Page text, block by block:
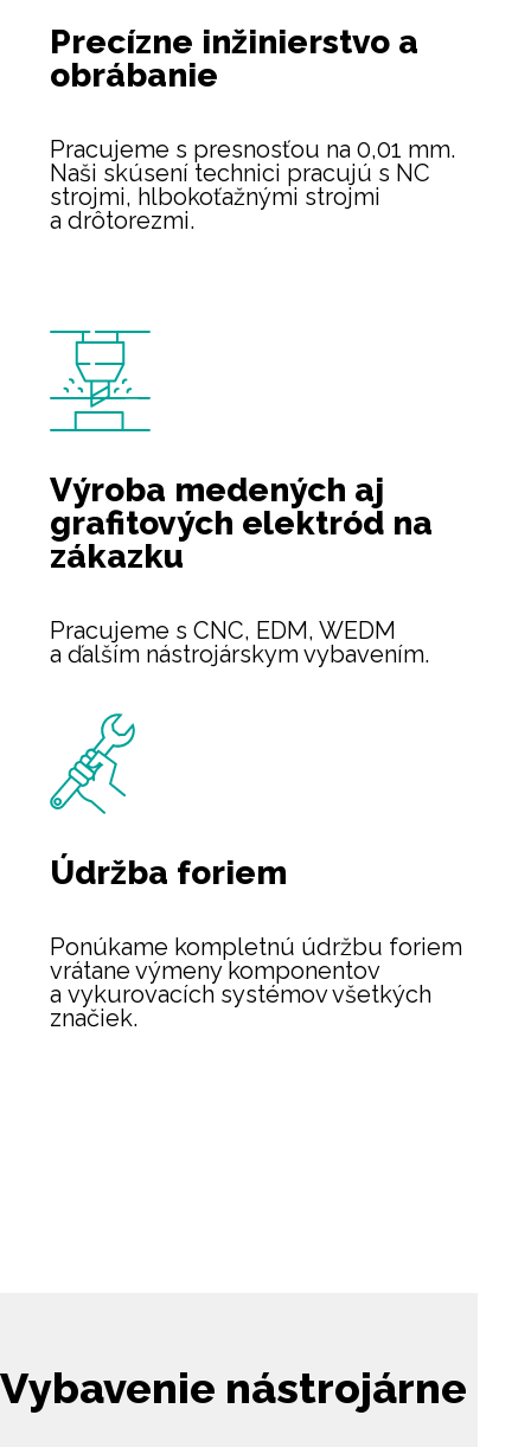
Precízne inžinierstvo a
obrábanie
Pracujeme s presnosťou na 0,01 mm.
Naši skúsení technici pracujú s NC
strojmi, hlbokoťažnými strojmi
a drôtorezmi.
Výroba medených aj
grafitových elektród na
zákazku
Pracujeme s CNC, EDM, WEDM
a ďalším nástrojárskym vybavením.
Údržba foriem
Ponúkame kompletnú údržbu foriem
vrátane výmeny komponentov
a vykurovacích systémov všetkých
značiek.
Vybavenie nástrojárne